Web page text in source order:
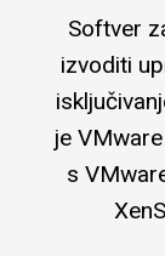
Softver
izvoditi
je
s